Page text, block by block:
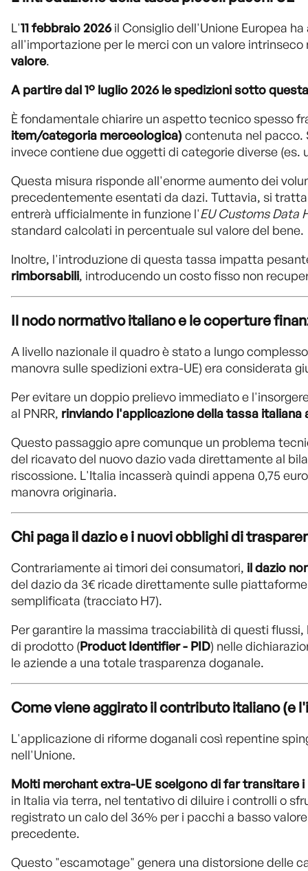
L'11 febbraio 2026il Consiglio dell'Unione Europea
all'importazione per le merci con un valore intrinseco
valore.
A partire dal 1° luglio 2026 le spedizioni sotto
È fondamentale chiarire un aspetto tecnico spesso
item/categoria merceologica) contenuta nel pacco.
invece contiene due oggetti di categorie diverse (es.
Questa misura risponde all'enorme aumento dei
precedentemente esentati da dazi. Tuttavia, si
entrerà ufficialmente in funzione l'EU Customs Data
standard calcolati in percentuale sul valore del bene.
Inoltre, l'introduzione di questa tassa impatta
rimborsabili, introducendo un costo fisso non
Il nodo normativo italiano e le coperture
A livello nazionale il quadro è stato a lungo
manovra sulle spedizioni extra-UE) era considerata
Per evitare un doppio prelievo immediato e
al PNRR, rinviando l'applicazione della tassa italiana
Questo passaggio apre comunque un problema
del ricavato del nuovo dazio vada direttamente al
riscossione. L'Italia incasserà quindi appena 0,75
manovra originaria.
Chi paga il dazio e i nuovi obblighi di
Contrariamente ai timori dei consumatori, il dazio
del dazio da 3€ ricade direttamente sulle
semplificata (tracciato H7).
Per garantire la massima tracciabilità di questi
di prodotto (Product Identifier - PID) nelle
le aziende a una totale trasparenza doganale.
Come viene aggirato il contributo italiano (e
L'applicazione di riforme doganali così repentine
nell'Unione.
Molti merchant extra-UE scelgono di far transitare
in Italia via terra, nel tentativo di diluire i controlli o
registrato un calo del 36% per i pacchi a basso
precedente.
Questo "escamotage" genera una distorsione delle